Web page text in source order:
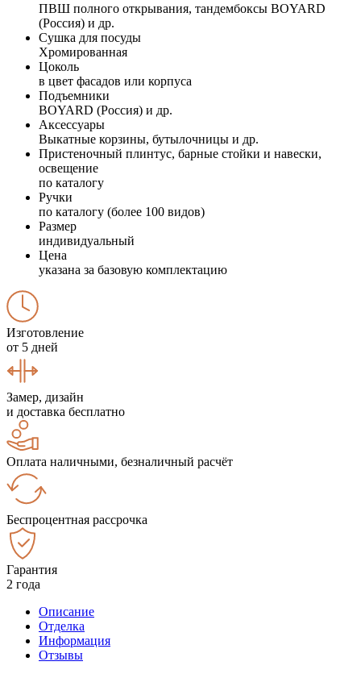
ПВШ полного открывания, тандембоксы BOYARD
(Россия) и др.
Сушка для посуды
Хромированная
Цоколь
в цвет фасадов или корпуса
Подъемники
BOYARD (Россия) и др.
Аксессуары
Выкатные корзины, бутылочницы и др.
Пристеночный плинтус, барные стойки и навески,
освещение
по каталогу
Ручки
по каталогу (более 100 видов)
Размер
индивидуальный
Цена
указана за базовую комплектацию
Изготовление
от 5 дней
Замер, дизайн
и доставка бесплатно
Оплата наличными, безналичный расчёт
Беспроцентная рассрочка
Гарантия
2 года
Описание
Отделка
Информация
Отзывы